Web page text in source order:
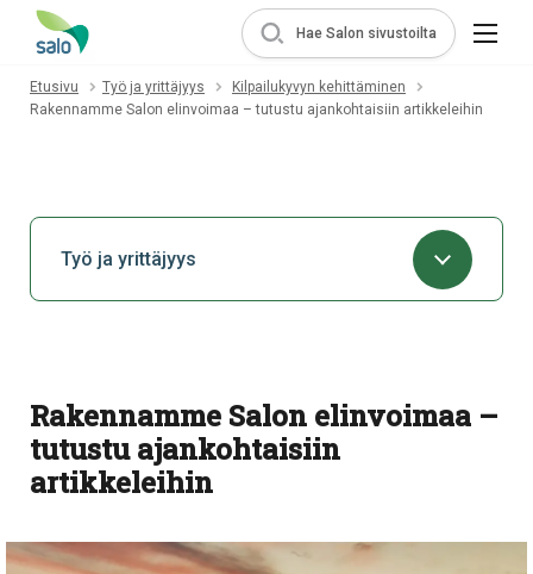
Hae Salon sivustoilta
Etusivu Työ ja yrittäjyys
Kilpailukyvyn kehittäminen
Rakennamme Salon elinvoimaa – tutustu ajankohtaisiin artikkeleihin
Työ ja yrittäjyys
Rakennamme Salon elinvoimaa –
tutustu ajankohtaisiin
artikkeleihin